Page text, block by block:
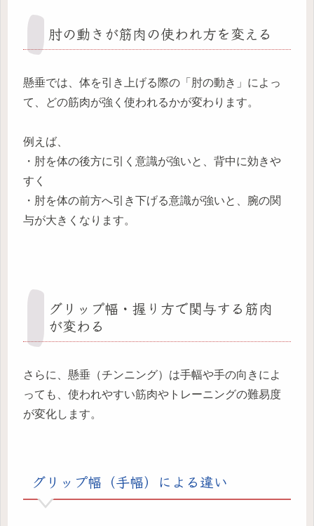
肘の動きが筋肉の使われ方を変える
懸垂では、体を引き上げる際の「肘の動き」によっ
て、どの筋肉が強く使われるかが変わります。
例えば、
・肘を体の後方に引く意識が強いと、背中に効きや
すく
・肘を体の前方へ引き下げる意識が強いと、腕の関
与が大きくなります。
グリップ幅・握り方で関与する筋肉
が変わる
さらに、懸垂（チンニング）は手幅や手の向きによ
っても、使われやすい筋肉やトレーニングの難易度
が変化します。
グリップ幅（手幅）による違い